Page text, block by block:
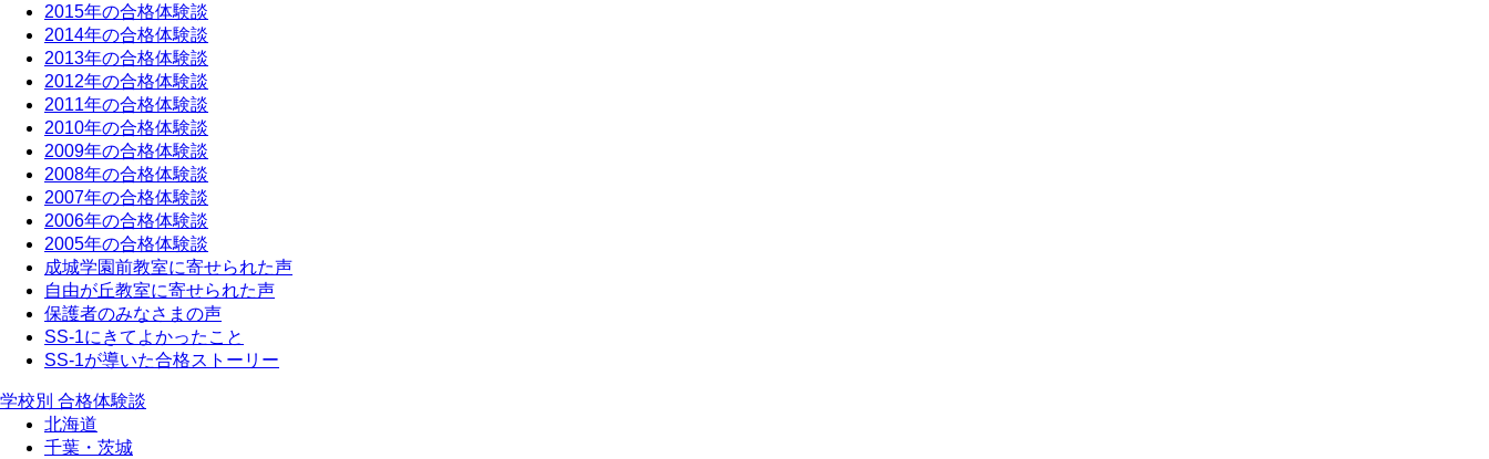
2015年の合格体験談
2014年の合格体験談
2013年の合格体験談
2012年の合格体験談
2011年の合格体験談
2010年の合格体験談
2009年の合格体験談
2008年の合格体験談
2007年の合格体験談
2006年の合格体験談
2005年の合格体験談
成城学園前教室に寄せられた声
自由が丘教室に寄せられた声
保護者のみなさまの声
SS-1にきてよかったこと
SS-1が導いた合格ストーリー
学校別 合格体験談
北海道
千葉・茨城